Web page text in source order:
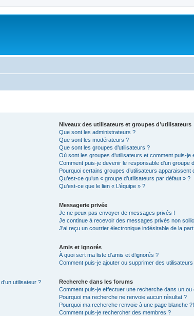
utilisateur ?
Niveaux des utilisateurs et groupes d’utilisateurs
Que sont les administrateurs ?
Que sont les modérateurs ?
Que sont les groupes d’utilisateurs ?
Où sont les groupes d’utilisateurs et comment puis-je
Comment puis-je devenir le responsable d’un groupe
Pourquoi certains groupes d’utilisateurs
Qu’est-ce qu’un « groupe d’utilisateurs par défaut » ?
Qu’est-ce que le lien « L’équipe » ?
Messagerie privée
Je ne peux pas envoyer de messages privés !
Je continue à recevoir des messages privés non
J’ai reçu un courrier électronique indésirable de la
Amis et ignorés
À quoi sert ma liste d’amis et d’ignorés ?
Comment puis-je ajouter ou supprimer des utilisateurs
Recherche dans les forums
Comment puis-je effectuer une recherche dans un ou
Pourquoi ma recherche ne renvoie aucun résultat ?
Pourquoi ma recherche renvoie à une page blanche ?!
Comment puis-je rechercher des membres ?